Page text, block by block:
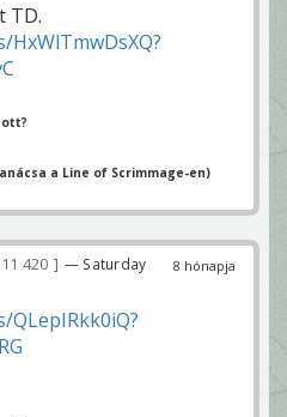
TD.
a Line of Scrimmage-en)
8 hónapja
11 420
— Saturday